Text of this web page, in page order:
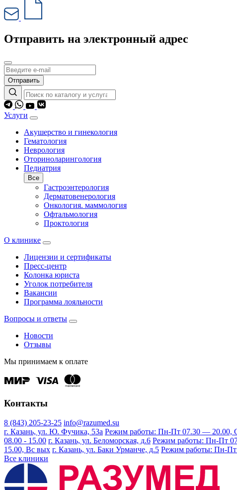
Отправить на электронный адрес
Отправить
Услуги
Акушерство и гинекология
Гематология
Неврология
Оториноларингология
Педиатрия
Все
Гастроэнтерология
Дерматовенерология
Онкология. маммология
Офтальмология
Проктология
О клинике
Лицензии и сертификаты
Пресс-центр
Колонка юриста
Уголок потребителя
Вакансии
Программа лояльности
Вопросы и ответы
Новости
Отзывы
Мы принимаем к оплате
Контакты
8 (843) 205-23-25 info@razumed.su
г. Казань, ул. Ю. Фучика, 53а Режим работы: Пн-Пт 07.30 — 20.00,
08.00 - 15.00 г. Казань, ул. Беломорская, д.6 Режим работы: Пн-Пт
15.00, Вс вых г. Казань, ул. Баки Урманче, д.5 Режим работы: Пн-
Все клиники